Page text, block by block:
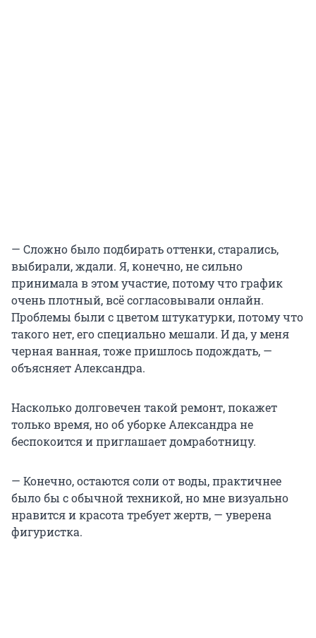
— Сложно было подбирать оттенки, старались,
выбирали, ждали. Я, конечно, не сильно
принимала в этом участие, потому что график
очень плотный, всё согласовывали онлайн.
Проблемы были с цветом штукатурки, потому что
такого нет, его специально мешали. И да, у меня
черная ванная, тоже пришлось подождать, —
объясняет Александра.
Насколько долговечен такой ремонт, покажет
только время, но об уборке Александра не
беспокоится и приглашает домработницу.
— Конечно, остаются соли от воды, практичнее
было бы с обычной техникой, но мне визуально
нравится и красота требует жертв, — уверена
фигуристка.